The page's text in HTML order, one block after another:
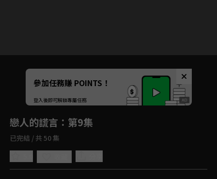
Unmute
如有不便請見諒
參加任務賺 POINTS！
登入後即可解鎖專屬任務
戀人的謊言 ：第9集
已完結 / 共 50 集